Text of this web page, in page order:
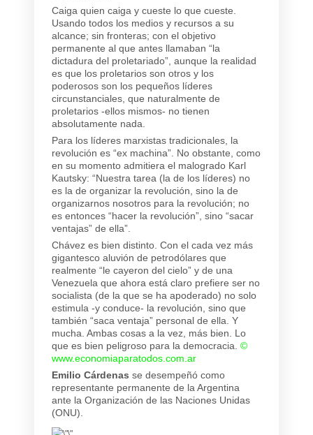
Caiga quien caiga y cueste lo que cueste.
Usando todos los medios y recursos a su
alcance; sin fronteras; con el objetivo
permanente al que antes llamaban “la
dictadura del proletariado”, aunque la realidad
es que los proletarios son otros y los
poderosos son los pequeños líderes
circunstanciales, que naturalmente de
proletarios -ellos mismos- no tienen
absolutamente nada.
Para los líderes marxistas tradicionales, la
revolución es “ex machina”. No obstante, como
en su momento admitiera el malogrado Karl
Kautsky: “Nuestra tarea (la de los líderes) no
es la de organizar la revolución, sino la de
organizarnos nosotros para la revolución; no
es entonces “hacer la revolución”, sino “sacar
ventajas” de ella”.
Chávez es bien distinto. Con el cada vez más
gigantesco aluvión de petrodólares que
realmente “le cayeron del cielo” y de una
Venezuela que ahora está claro prefiere ser no
socialista (de la que se ha apoderado) no solo
estimula -y conduce- la revolución, sino que
también “saca ventaja” personal de ella. Y
mucha. Ambas cosas a la vez, más bien. Lo
que es bien peligroso para la democracia. ©
www.economiaparatodos.com.ar
Emilio Cárdenas se desempeñó como
representante permanente de la Argentina
ante la Organización de las Naciones Unidas
(ONU).